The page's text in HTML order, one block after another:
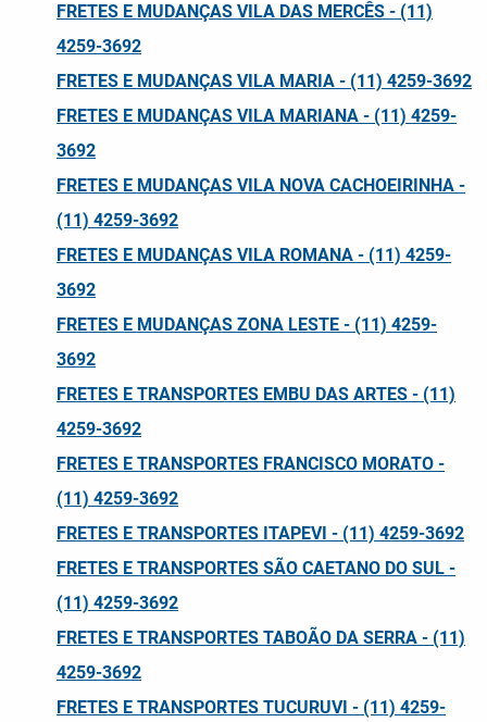
FRETES E MUDANÇAS VILA DAS MERCÊS - (11)
4259-3692
FRETES E MUDANÇAS VILA MARIA - (11) 4259-3692
FRETES E MUDANÇAS VILA MARIANA - (11) 4259-
3692
FRETES E MUDANÇAS VILA NOVA CACHOEIRINHA -
(11) 4259-3692
FRETES E MUDANÇAS VILA ROMANA - (11) 4259-
3692
FRETES E MUDANÇAS ZONA LESTE - (11) 4259-
3692
FRETES E TRANSPORTES EMBU DAS ARTES - (11)
4259-3692
FRETES E TRANSPORTES FRANCISCO MORATO -
(11) 4259-3692
FRETES E TRANSPORTES ITAPEVI - (11) 4259-3692
FRETES E TRANSPORTES SÃO CAETANO DO SUL -
(11) 4259-3692
FRETES E TRANSPORTES TABOÃO DA SERRA - (11)
4259-3692
FRETES E TRANSPORTES TUCURUVI - (11) 4259-